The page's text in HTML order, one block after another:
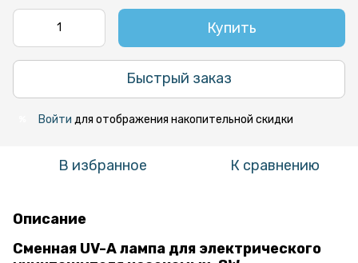
Купить
Быстрый заказ
Войти для отображения накопительной скидки
В избранное К сравнению
Описание
Сменная UV-А лампа для электрического